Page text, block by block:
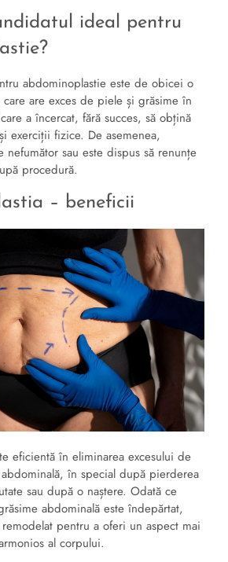
ideal pentru
abdominoplastie este de obicei o
care are exces de piele și grăsime în
a încercat, fără succes, să obțină
exerciții fizice. De asemenea,
nefumător sau este dispus să renunțe
procedură.
– beneficii
eficientă în eliminarea excesului de
în special după pierderea
sau după o naștere. Odată ce
abdominală este îndepărtat,
pentru a oferi un aspect mai
al corpului.